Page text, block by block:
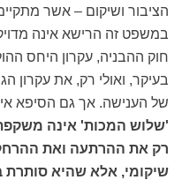
הציבור ושיקום – אשר
במשפט זה הרישא אינה
חוק ההבניה, עקרון היחס
בעיקר, ואולי רק, את עקרון
של הענישה. אך גם הסיפא
'שלוש המכות' אינה
רק את ההרתעה ואת
שיקומי, אלא שהיא סותרת